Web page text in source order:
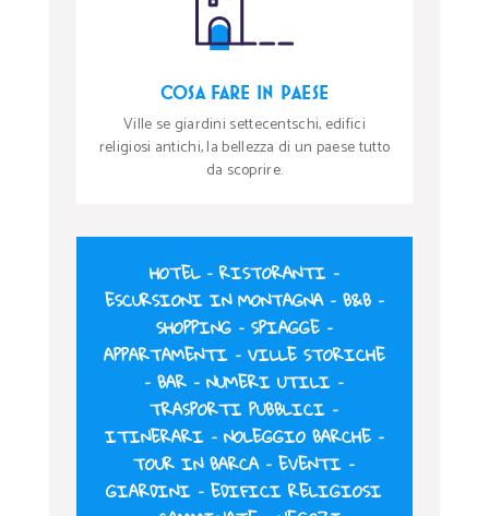
COSA FARE IN PAESE
Ville se giardini settecentschi, edifici
religiosi antichi, la bellezza di un paese tutto
da scoprire.
HOTEL– RISTORANTI–
ESCURSIONI IN MONTAGNA– B&B–
SHOPPING– SPIAGGE–
APPARTAMENTI– VILLE STORICHE
–BAR –NUMERI UTILI –
TRASPORTI PUBBLICI –
ITINERARI– NOLEGGIO BARCHE–
TOUR IN BARCA–EVENTI –
GIARDINI –EDIFICI RELIGIOSI